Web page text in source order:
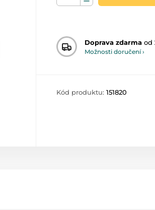
Doprava zdarma od
Možnosti doručení ›
Kód produktu: 151820